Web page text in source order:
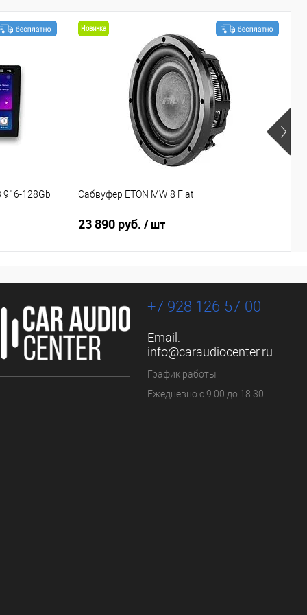
9" 6-128Gb
Новинка
Сабвуфер ETON MW 8 Flat
23 890 руб. / шт
+7 928 126-57-00
Email:
info@caraudiocenter.ru
График работы
Ежедневно с 9:00 до 18:30